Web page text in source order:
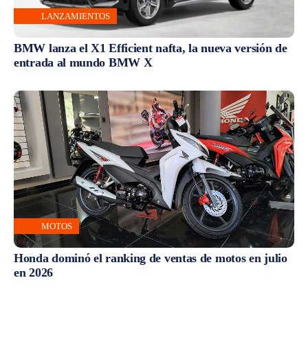
LANZAMIENTOS
BMW lanza el X1 Efficient nafta, la nueva versión de
entrada al mundo BMW X
MOTOS
Honda dominó el ranking de ventas de motos en julio
en 2026